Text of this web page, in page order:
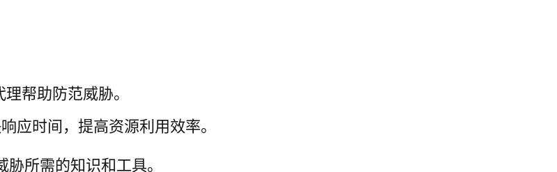
帮助防范威胁。
应时间，提高资源利用效率。
所需的知识和工具。